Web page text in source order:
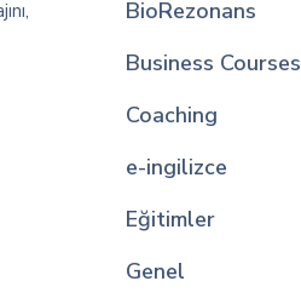
BioRezonans
Business Courses
Coaching
e-ingilizce
Eğitimler
Genel